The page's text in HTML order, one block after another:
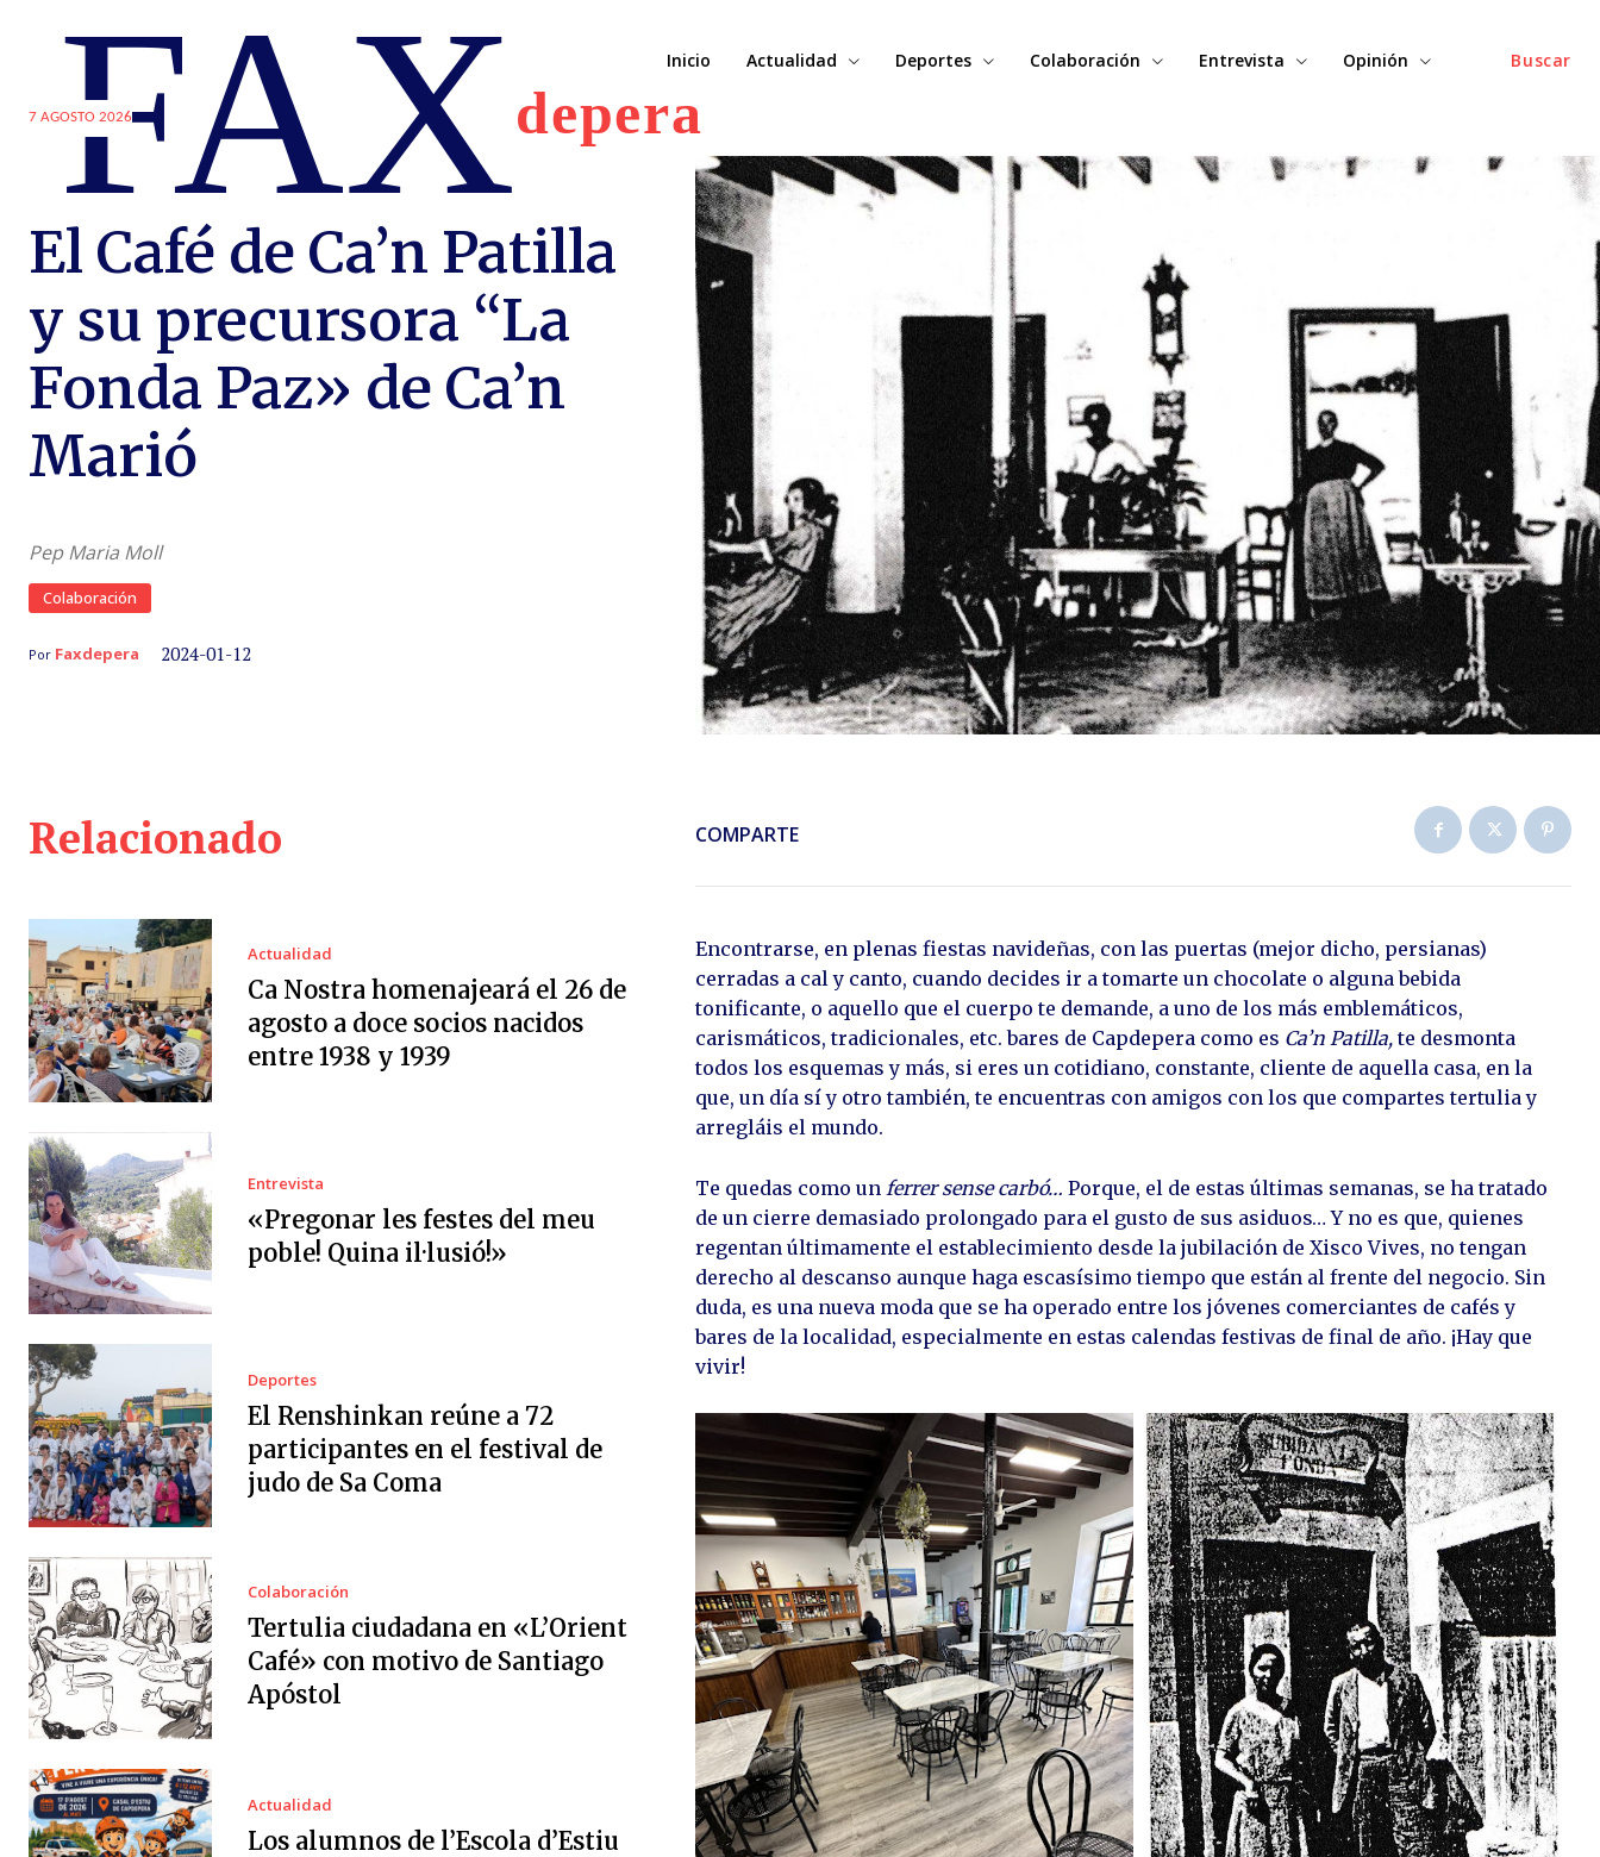
7 AGOSTO 2026
FAXdepera
Buscar
Inicio Actualidad Deportes Colaboración Entrevista Opinión
El Café de Ca’n Patilla
y su precursora “La
Fonda Paz» de Ca’n
Marió
Pep Maria Moll
Colaboración
Por Faxdepera 2024-01-12
Relacionado
Actualidad
Ca Nostra homenajeará el 26 de
agosto a doce socios nacidos
entre 1938 y 1939
Entrevista
«Pregonar les festes del meu
poble! Quina il·lusió!»
Deportes
El Renshinkan reúne a 72
participantes en el festival de
judo de Sa Coma
Colaboración
Tertulia ciudadana en «L’Orient
Café» con motivo de Santiago
Apóstol
Actualidad
Los alumnos de l’Escola d’Estiu
COMPARTE
Encontrarse, en plenas fiestas navideñas, con las puertas (mejor dicho, persianas)
cerradas a cal y canto, cuando decides ir a tomarte un chocolate o alguna bebida
tonificante, o aquello que el cuerpo te demande, a uno de los más emblemáticos,
carismáticos, tradicionales, etc. bares de Capdepera como es Ca’n Patilla,te desmonta
todos los esquemas y más, si eres un cotidiano, constante, cliente de aquella casa, en la
que, un día sí y otro también, te encuentras con amigos con los que compartes tertulia y
arregláis el mundo.
Te quedas como un ferrer sense carbó… Porque, el de estas últimas semanas, se ha tratado
de un cierre demasiado prolongado para el gusto de sus asiduos… Y no es que, quienes
regentan últimamente el establecimiento desde la jubilación de Xisco Vives, no tengan
derecho al descanso aunque haga escasísimo tiempo que están al frente del negocio. Sin
duda, es una nueva moda que se ha operado entre los jóvenes comerciantes de cafés y
bares de la localidad, especialmente en estas calendas festivas de final de año. ¡Hay que
vivir!